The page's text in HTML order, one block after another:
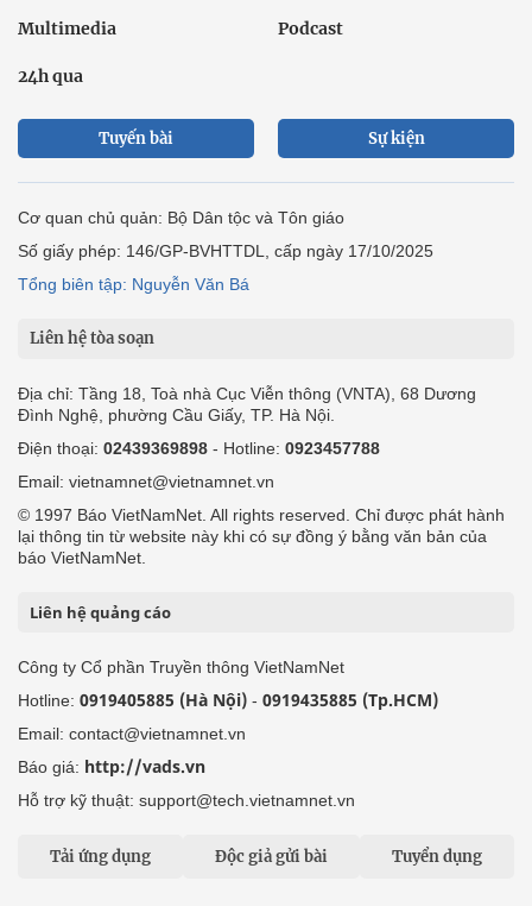
Multimedia Podcast
24h qua
Tuyến bài Sự kiện
Cơ quan chủ quản: Bộ Dân tộc và Tôn giáo
Số giấy phép: 146/GP-BVHTTDL, cấp ngày 17/10/2025
Tổng biên tập: Nguyễn Văn Bá
Liên hệ tòa soạn
Địa chỉ: Tầng 18, Toà nhà Cục Viễn thông (VNTA), 68 Dương
Đình Nghệ, phường Cầu Giấy, TP. Hà Nội.
Điện thoại: 02439369898 - Hotline: 0923457788
Email: vietnamnet@vietnamnet.vn
© 1997 Báo VietNamNet. All rights reserved. Chỉ được phát hành
lại thông tin từ website này khi có sự đồng ý bằng văn bản của
báo VietNamNet.
Liên hệ quảng cáo
Công ty Cổ phần Truyền thông VietNamNet
Hotline: 0919405885 (Hà Nội) - 0919435885 (Tp.HCM)
Email: contact@vietnamnet.vn
Báo giá: http://vads.vn
Hỗ trợ kỹ thuật: support@tech.vietnamnet.vn
Tải ứng dụng Độc giả gửi bài Tuyển dụng